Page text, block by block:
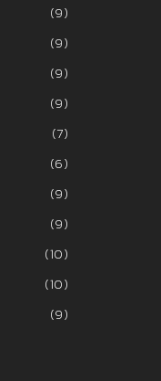
(9)
(9)
(9)
(9)
(7)
(6)
(9)
(9)
(10)
(10)
(9)